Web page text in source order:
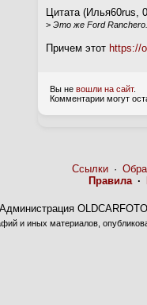
Цитата (Илья60rus,
> Это же Ford Ranchero.
Причем этот https://
Вы не вошли на сайт.
Комментарии могут
Ссылки·
Правила·
и иных материалов,